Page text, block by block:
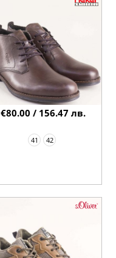
41 42
€80.00 / 156.47 лв.